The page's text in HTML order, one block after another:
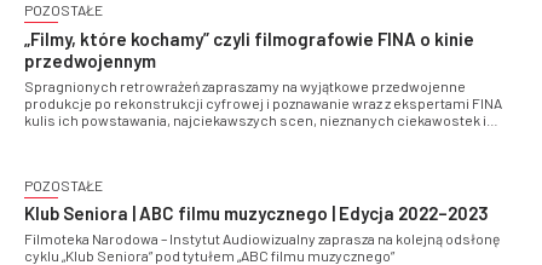
POZOSTAŁE
„Filmy, które kochamy” czyli filmografowie FINA o kinie
przedwojennym
Spragnionych retrowrażeń zapraszamy na wyjątkowe przedwojenne
produkcje po rekonstrukcji cyfrowej i poznawanie wraz z ekspertami FINA
kulis ich powstawania, najciekawszych scen, nieznanych ciekawostek i
POZOSTAŁE
Klub Seniora | ABC filmu muzycznego | Edycja 2022–2023
Filmoteka Narodowa – Instytut Audiowizualny zaprasza na kolejną odsłonę
cyklu „Klub Seniora” pod tytułem „ABC filmu muzycznego”